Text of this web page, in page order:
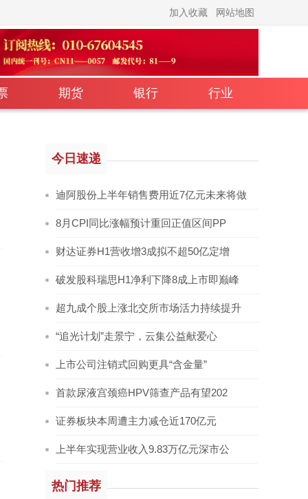
加入收藏 网站地图
期货 银行 行业
今日速递
迪阿股份上半年销售费用近7亿元未来将做
8月CPI同比涨幅预计重回正值区间PP
财达证券H1营收增3成拟不超50亿定增
破发股科瑞思H1净利下降8成上市即巅峰
超九成个股上涨北交所市场活力持续提升
“追光计划”走景宁，云集公益献爱心
上市公司注销式回购更具“含金量”
首款尿液宫颈癌HPV筛查产品有望202
证券板块本周遭主力减仓近170亿元
上半年实现营业收入9.83万亿元深市公
热门推荐